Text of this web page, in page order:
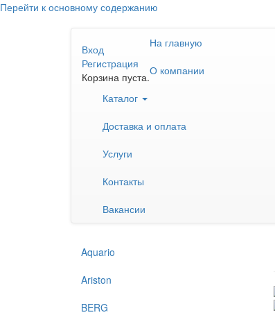
Перейти к основному содержанию
Вход
Регистрация
Корзина пуста.
На главную
О компании
Каталог
Доставка и оплата
Услуги
Контакты
Вакансии
Aquario
Ariston
BERG